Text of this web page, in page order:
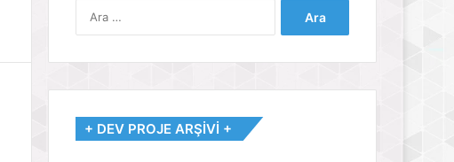
+ DEV PROJE ARŞİVİ +